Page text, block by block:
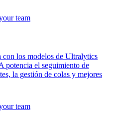
los modelos de Ultralytics
el seguimiento de
la gestión de colas y mejores